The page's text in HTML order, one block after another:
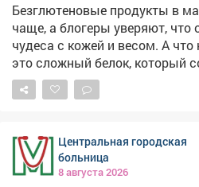
Безглютеновые продукты в
чаще, а блогеры уверяют, что
чудеса с кожей и весом. А что на
это сложный белок, который
пшенице, ржи и ячмене. Для
на него иммунного ответа,
с другими Кому глютен противопоказан на 100%?
Людям с целиакией -
И тем, у кого аллергия на
Центральная городская
больница
8 августа 2026